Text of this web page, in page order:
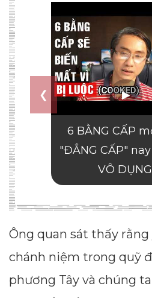
Ông quan sát thấy
chánh niệm trong quỹ
phương Tây và chúng